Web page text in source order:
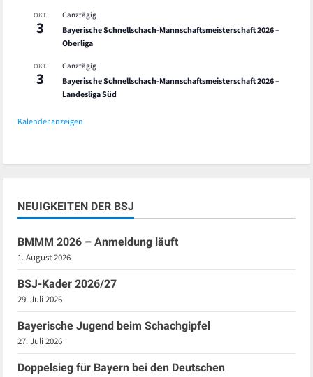
OKT.
3
Ganztägig
Bayerische Schnellschach-Mannschaftsmeisterschaft 2026 –
Oberliga
OKT.
3
Ganztägig
Bayerische Schnellschach-Mannschaftsmeisterschaft 2026 –
Landesliga Süd
Kalender anzeigen
NEUIGKEITEN DER BSJ
BMMM 2026 – Anmeldung läuft
1. August 2026
BSJ-Kader 2026/27
29. Juli 2026
Bayerische Jugend beim Schachgipfel
27. Juli 2026
Doppelsieg für Bayern bei den Deutschen